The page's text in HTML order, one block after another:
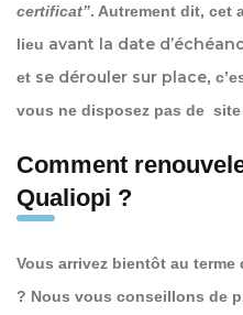
certificat”. Autrement dit, cet
lieu avant la date
et se dérouler sur place,
vous ne disposez pas de
Comment
Qualiopi ?
Vous arrivez bientôt au
? Nous vous conseillons de